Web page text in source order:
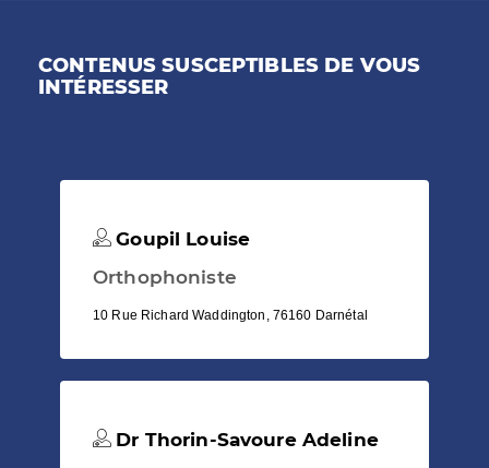
CONTENUS SUSCEPTIBLES DE VOUS
INTÉRESSER
Goupil Louise
Orthophoniste
10 Rue Richard Waddington, 76160 Darnétal
Dr Thorin-Savoure Adeline